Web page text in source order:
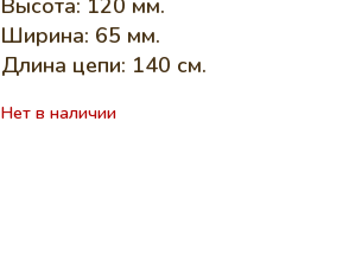
Высота: 120 мм.
Ширина: 65 мм.
Длина цепи: 140 см.
Нет в наличии